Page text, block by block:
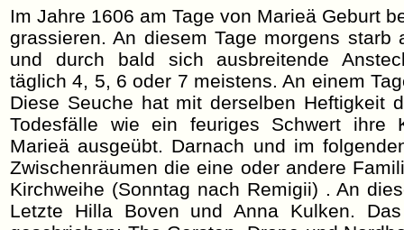
Im Jahre 1606 am Tage von Marieä Geburt
grassieren. An diesem Tage morgens starb
und durch bald sich ausbreitende
täglich 4, 5, 6 oder 7 meistens. An einem
Diese Seuche hat mit derselben Heftigkeit
Todesfälle wie ein feuriges Schwert ihre
Marieä ausgeübt. Darnach und im
Zwischenräumen die eine oder andere
Kirchweihe (Sonntag nach Remigii) . An
Letzte Hilla Boven und Anna Kulken.